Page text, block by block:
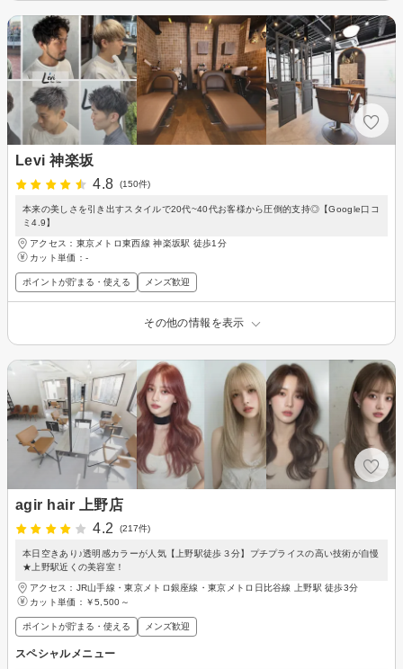
Levi 神楽坂
4.8
(150件)
本来の美しさを引き出すスタイルで20代~40代お客様から圧倒的支持◎【Google口コ
ミ4.9】
アクセス：東京メトロ東西線 神楽坂駅 徒歩1分
カット単価： -
ポイントが貯まる・使える メンズ歓迎
その他の情報を表示
agir hair 上野店
4.2
(217件)
本日空きあり♪透明感カラーが人気【上野駅徒歩３分】プチプライスの高い技術が自慢
★上野駅近くの美容室！
アクセス：JR山手線・東京メトロ銀座線・東京メトロ日比谷線 上野駅 徒歩3分
カット単価： ￥5,500～
ポイントが貯まる・使える メンズ歓迎
スペシャルメニュー